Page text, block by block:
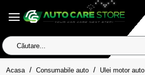
Căutare...
Acasa homeConsumabile auto Ulei motor auto